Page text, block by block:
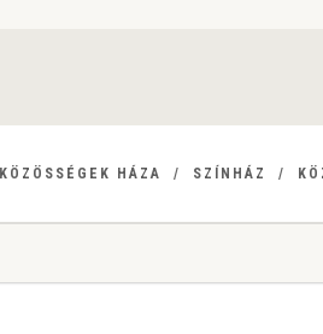
KÖZÖSSÉGEK HÁZA SZÍNHÁZ